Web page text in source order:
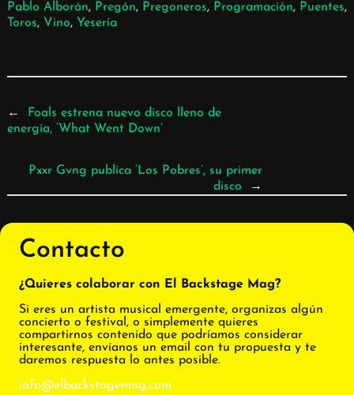
Pablo Alborán, Pregón, Pregoneros, Programación, Puentes ,
Toros, Vino, Yesería
←
Foals estrena nuevo disco lleno de
energía, ‘What Went Down’
Pxxr Gvng publica ‘Los Pobres’, su primer
disco
→
Contacto
¿Quieres colaborar con El Backstage Mag?
Si eres un artista musical emergente, organizas algún
concierto o festival, o simplemente quieres
compartirnos contenido que podríamos considerar
interesante, envíanos un email con tu propuesta y te
daremos respuesta lo antes posible.
info@elbackstagemag.com